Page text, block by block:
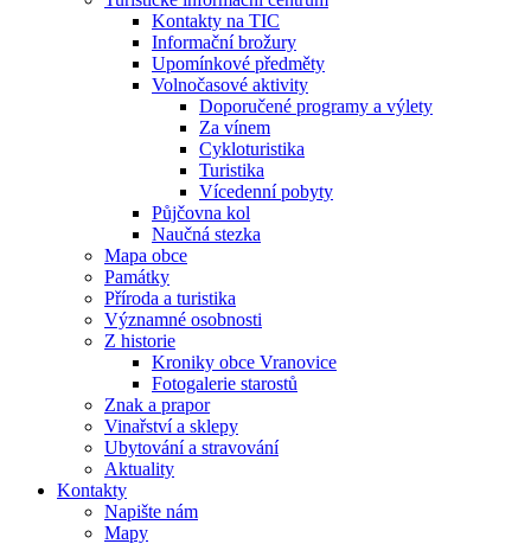
Kontakty na TIC
Informační brožury
Upomínkové předměty
Volnočasové aktivity
Doporučené programy a výlety
Za vínem
Cykloturistika
Turistika
Vícedenní pobyty
Půjčovna kol
Naučná stezka
Mapa obce
Památky
Příroda a turistika
Významné osobnosti
Z historie
Kroniky obce Vranovice
Fotogalerie starostů
Znak a prapor
Vinařství a sklepy
Ubytování a stravování
Aktuality
Kontakty
Napište nám
Mapy